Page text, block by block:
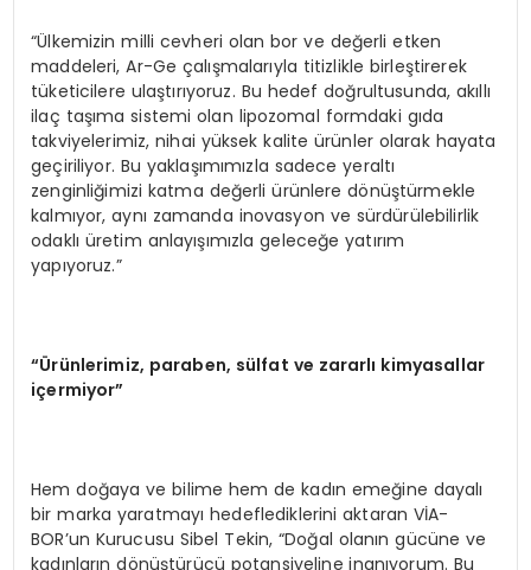
“Ülkemizin milli cevheri olan bor ve değerli etken
maddeleri, Ar-Ge çalışmalarıyla titizlikle birleştirerek
tüketicilere ulaştırıyoruz. Bu hedef doğrultusunda, akıllı
ilaç taşıma sistemi olan lipozomal formdaki gıda
takviyelerimiz, nihai yüksek kalite ürünler olarak hayata
geçiriliyor. Bu yaklaşımımızla sadece yeraltı
zenginliğimizi katma değerli ürünlere dönüştürmekle
kalmıyor, aynı zamanda inovasyon ve sürdürülebilirlik
odaklı üretim anlayışımızla geleceğe yatırım
yapıyoruz.”
“Ürünlerimiz, paraben, sülfat ve zararlı kimyasallar
içermiyor”
Hem doğaya ve bilime hem de kadın emeğine dayalı
bir marka yaratmayı hedeflediklerini aktaran VİA-
BOR’un Kurucusu Sibel Tekin, “Doğal olanın gücüne ve
kadınların dönüştürücü potansiyeline inanıyorum. Bu